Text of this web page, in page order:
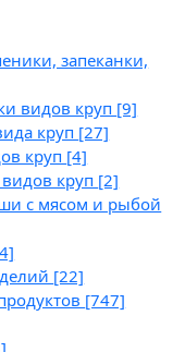
запеканки,
видов круп [9]
круп [27]
круп [4]
круп [2]
с мясом и рыбой
[22]
[747]